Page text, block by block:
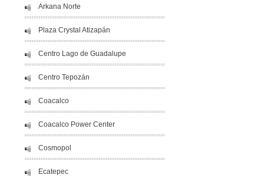
Arkana Norte
Plaza Crystal Atizapán
Centro Lago de Guadalupe
Centro Tepozán
Coacalco
Coacalco Power Center
Cosmopol
Ecatepec